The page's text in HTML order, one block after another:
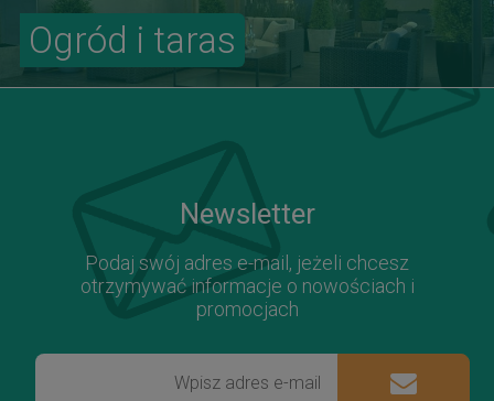
Ogród i taras
Newsletter
Podaj swój adres e-mail, jeżeli chcesz
otrzymywać informacje o nowościach i
promocjach